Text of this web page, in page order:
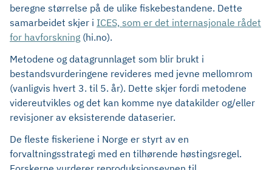
beregne størrelse på de ulike fiskebestandene. Dette
samarbeidet skjer i ICES, som er det internasjonale rådet
for havforskning (hi.no).
Metodene og datagrunnlaget som blir brukt i
bestandsvurderingene revideres med jevne mellomrom
(vanligvis hvert 3. til 5. år). Dette skjer fordi metodene
videreutvikles og det kan komme nye datakilder og/eller
revisjoner av eksisterende dataserier.
De fleste fiskeriene i Norge er styrt av en
forvaltningsstrategi med en tilhørende høstingsregel.